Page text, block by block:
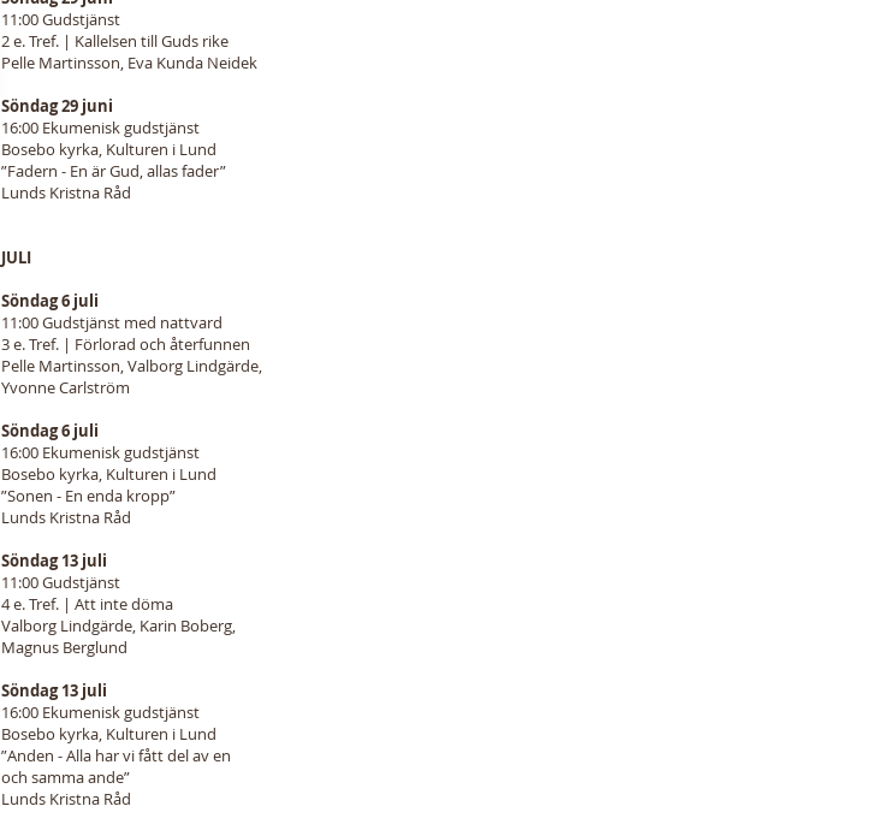
11:00 Gudstjänst
2 e. Tref. | Kallelsen till Guds rike
Pelle Martinsson, Eva Kunda Neidek
Söndag 29 juni
16:00 Ekumenisk gudstjänst
Bosebo kyrka, Kulturen i Lund
”Fadern - En är Gud, allas fader”
Lunds Kristna Råd
JULI
Söndag 6 juli
11:00 Gudstjänst med nattvard
3 e. Tref. | Förlorad och återfunnen
Pelle Martinsson, Valborg Lindgärde,
Yvonne Carlström
Söndag 6 juli
16:00 Ekumenisk gudstjänst
Bosebo kyrka, Kulturen i Lund
”Sonen - En enda kropp”
Lunds Kristna Råd
Söndag 13 juli
11:00 Gudstjänst
4 e. Tref. | Att inte döma
Valborg Lindgärde, Karin Boberg,
Magnus Berglund
Söndag 13 juli
16:00 Ekumenisk gudstjänst
Bosebo kyrka, Kulturen i Lund
”Anden - Alla har vi fått del av en
och samma ande”
Lunds Kristna Råd